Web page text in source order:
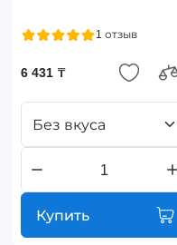
1 отзыв
6 431 ₸
Без вкуса
Купить